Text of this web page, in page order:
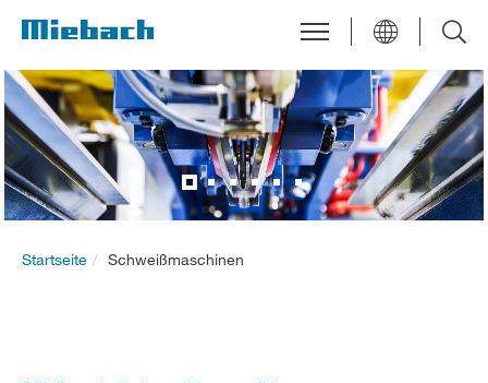
Startseite Schweißmaschinen